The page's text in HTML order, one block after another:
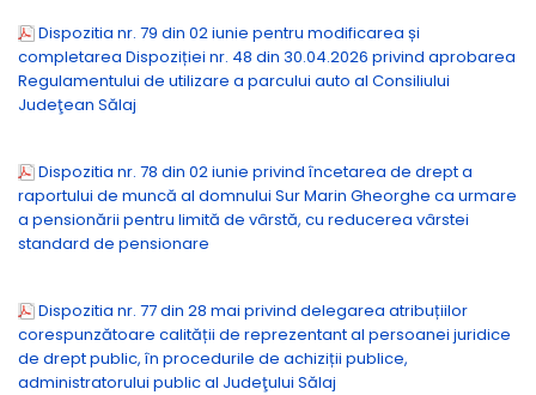
Dispozitia nr. 79 din 02 iunie pentru modificarea și
completarea Dispoziției nr. 48 din 30.04.2026 privind aprobarea
Regulamentului de utilizare a parcului auto al Consiliului
Judeţean Sălaj
Dispozitia nr. 78 din 02 iunie privind încetarea de drept a
raportului de muncă al domnului Sur Marin Gheorghe ca urmare
a pensionării pentru limită de vârstă, cu reducerea vârstei
standard de pensionare
Dispozitia nr. 77 din 28 mai privind delegarea atribuțiilor
corespunzătoare calității de reprezentant al persoanei juridice
de drept public, în procedurile de achiziții publice,
administratorului public al Judeţului Sălaj